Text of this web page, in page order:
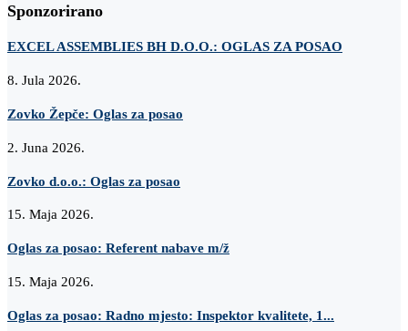
Sponzorirano
EXCEL ASSEMBLIES BH D.O.O.: OGLAS ZA POSAO
8. Jula 2026.
Zovko Žepče: Oglas za posao
2. Juna 2026.
Zovko d.o.o.: Oglas za posao
15. Maja 2026.
Oglas za posao: Referent nabave m/ž
15. Maja 2026.
Oglas za posao: Radno mjesto: Inspektor kvalitete, 1...